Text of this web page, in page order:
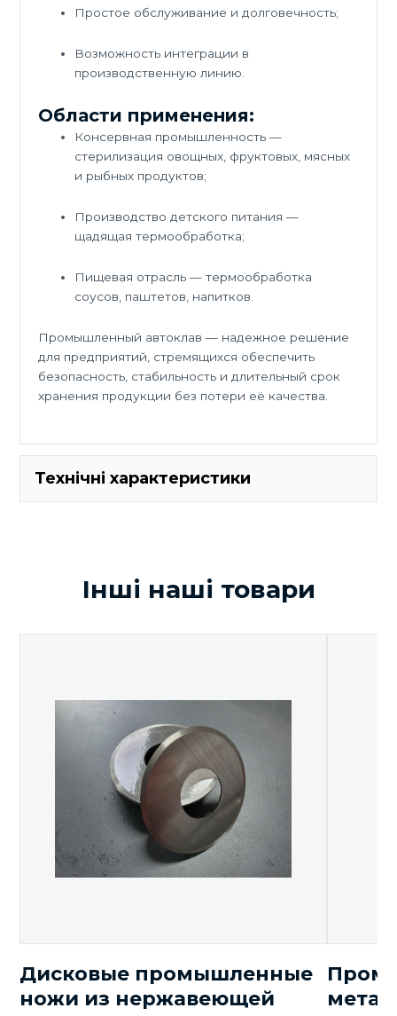
Простое обслуживание и долговечность;
Возможность интеграции в
производственную линию.
Области применения:
Консервная промышленность —
стерилизация овощных, фруктовых, мясных
и рыбных продуктов;
Производство детского питания —
щадящая термообработка;
Пищевая отрасль — термообработка
соусов, паштетов, напитков.
Промышленный автоклав — надежное решение
для предприятий, стремящихся обеспечить
безопасность, стабильность и длительный срок
хранения продукции без потери её качества.
Технічні характеристики
Стерилизация, варка и
установленная
мощность, не
более
кВт
Габариты машины
(5 корзин)
Высота
5850 ±50
Інші наші товари
Дисковые промышленные
ножи из нержавеющей